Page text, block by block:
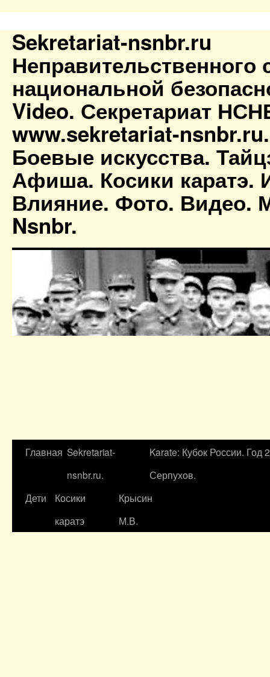
Sekretariat-nsnbr.ru
Неправительственного
национальной
Video. Секретариат
www.sekretariat-
Боевые искусства.
Афиша. Косики каратэ.
Влияние. Фото. Видео.
Nsnbr.
Главная Sekretariat-
nsnbr.ru.
Karate: Кубок России. Год
Серпухов.
Дети
Косики
каратэ
Крысин
М.В.